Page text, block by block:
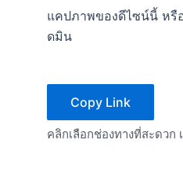
แคปภาพของดีไซน์นี้ หรื
ดมิน
Copy Link
คลิกเลือกช่องทางที่สะดว